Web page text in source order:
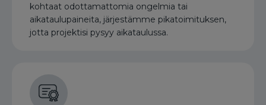
kohtaat odottamattomia ongelmia tai
aikataulupaineita, järjestämme pikatoimituksen,
jotta projektisi pysyy aikataulussa.